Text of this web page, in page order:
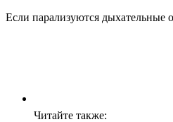
Если парализуются дыхательные
Читайте также: